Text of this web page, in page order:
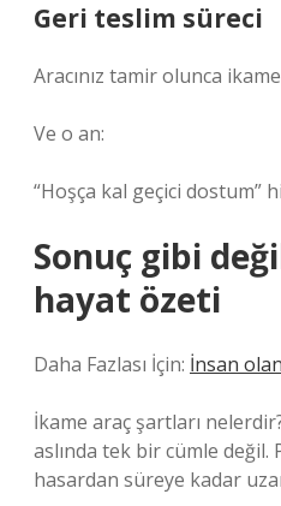
Geri teslim süreci
Aracınız tamir olunca
Ve o an:
“Hoşça kal geçici dostum”
Sonuç gibi
hayat özeti
Daha Fazlası İçin: İnsan
İkame araç şartları
aslında tek bir cümle değil.
hasardan süreye kadar